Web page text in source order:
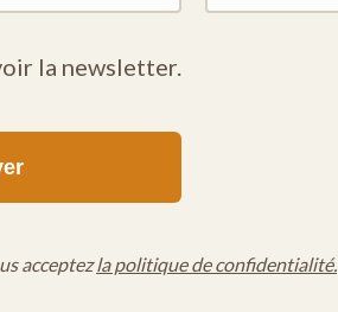
la newsletter.
acceptezla politique de confidentialité.